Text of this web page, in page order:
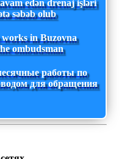
edən drenaj işləri
səbəb olub
in Buzovna
ombudsman
работы по
для обращения